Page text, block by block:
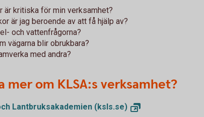
är kritiska för min verksamhet?
är jag beroende av att få hjälp av?
och vattenfrågorna?
vägarna blir obrukbara?
med andra?
mer om KLSA:s verksamhet?
Lantbruksakademien (ksls.se)